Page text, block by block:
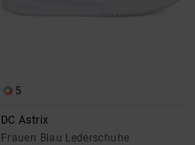
5
DC Astrix
Frauen Blau Lederschuhe